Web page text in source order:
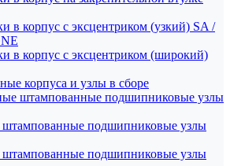
в корпус с эксцентриком (узкий) SA /
в корпус с эксцентриком (широкий)
корпуса и узлы в сборе
штампованные подшипниковые узлы
подшипниковые узлы
подшипниковые узлы